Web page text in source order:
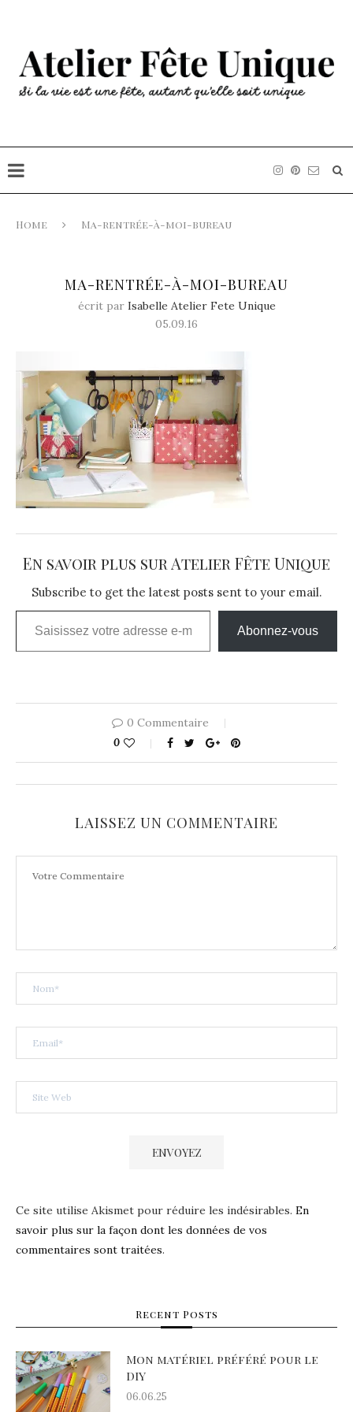
Home Ma-rentrée-à-moi-bureau
MA-RENTRÉE-À-MOI-BUREAU
écrit par Isabelle Atelier Fete Unique
05.09.16
En savoir plus sur Atelier Fête Unique
Subscribe to get the latest posts sent to your email.
Saisissez votre adresse e-mail…
Abonnez-vous
0 Commentaire
0
LAISSEZ UN COMMENTAIRE
Ce site utilise Akismet pour réduire les indésirables. En
savoir plus sur la façon dont les données de vos
commentaires sont traitées.
Recent Posts
Mon matériel préféré pour le
DIY
06.06.25